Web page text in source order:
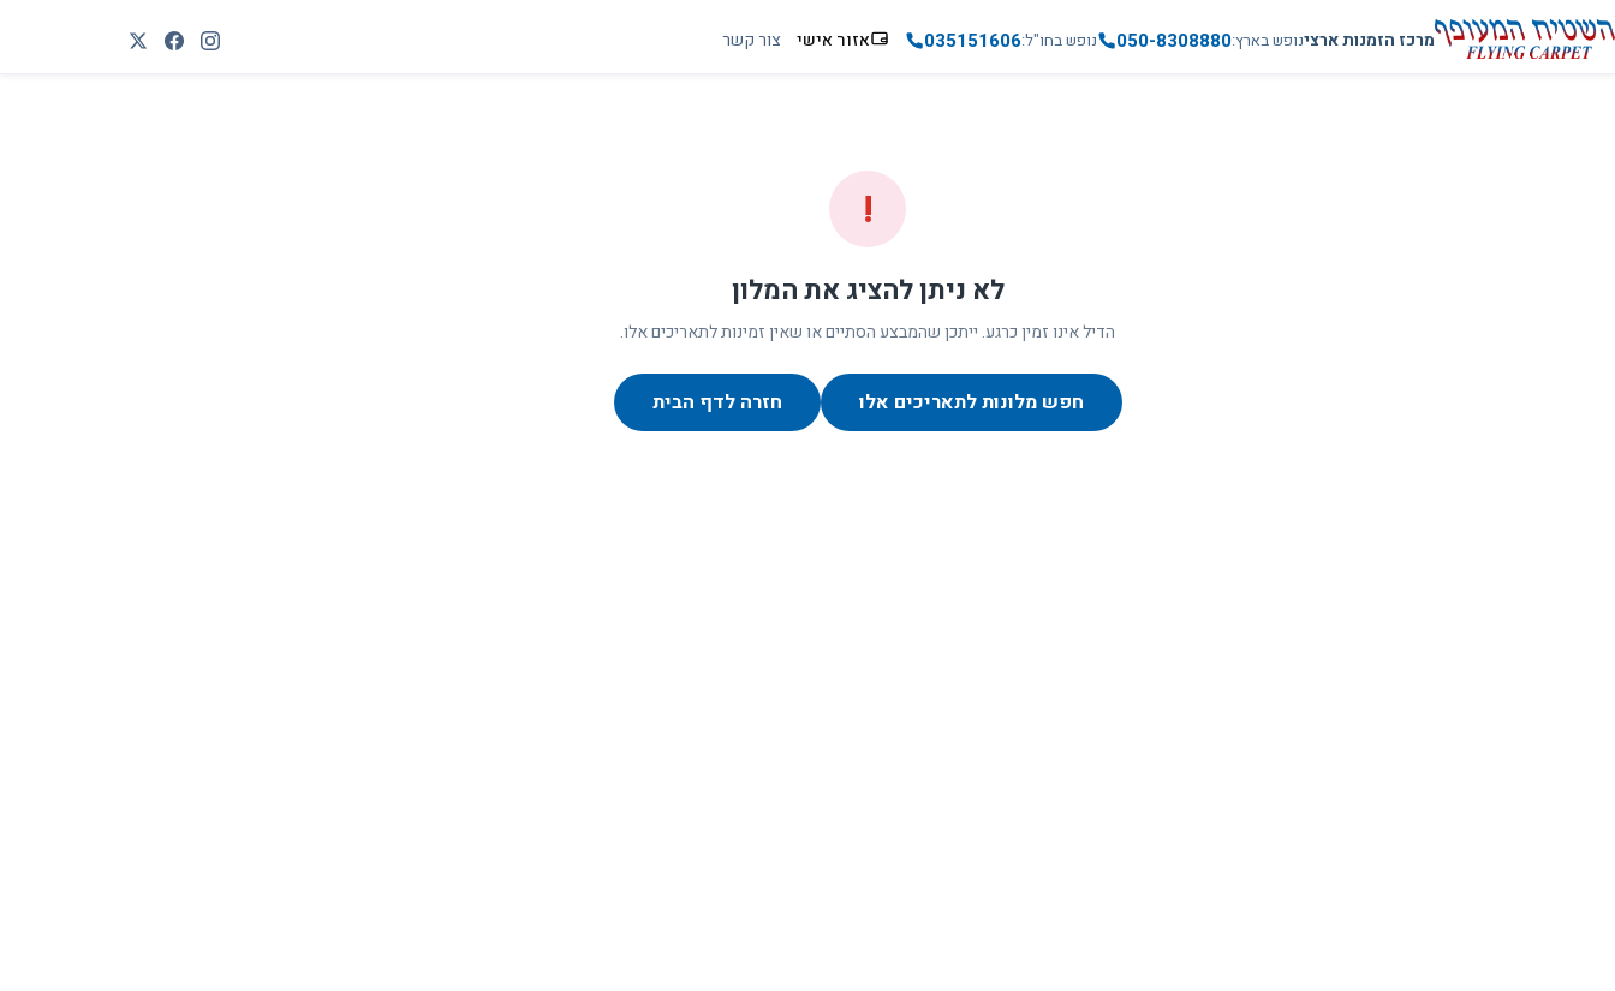
מרכז הזמנות ארצינופש בארץ050-8308880 נופש בחו"ל035151606 אזור אישי צור קשר
!
לא ניתן להציג את המלון
הדיל אינו זמין כרגע. ייתכן שהמבצע הסתיים או שאין זמינות לתאריכים אלו.
חפש מלונות לתאריכים אלו חזרה לדף הבית